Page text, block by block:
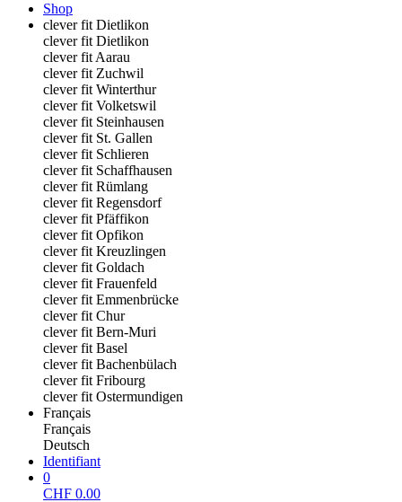
Shop
clever fit Dietlikon
clever fit Dietlikon
clever fit Aarau
clever fit Zuchwil
clever fit Winterthur
clever fit Volketswil
clever fit Steinhausen
clever fit St. Gallen
clever fit Schlieren
clever fit Schaffhausen
clever fit Rümlang
clever fit Regensdorf
clever fit Pfäffikon
clever fit Opfikon
clever fit Kreuzlingen
clever fit Goldach
clever fit Frauenfeld
clever fit Emmenbrücke
clever fit Chur
clever fit Bern-Muri
clever fit Basel
clever fit Bachenbülach
clever fit Fribourg
clever fit Ostermundigen
Français
Français
Deutsch
Identifiant
0
CHF 0.00